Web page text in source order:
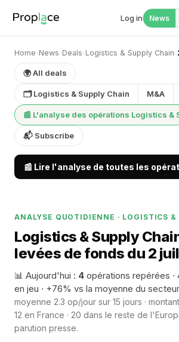
Log in News
Home› News› Deals› Logistics & Supply Chain›
🌍 All deals
🗂 Logistics & Supply Chain M&A
📰 L'analyse des opérations Logistics &
📬 Subscribe
📰 Lire l'analyse de toutes les
ANALYSE QUOTIDIENNE · LOGISTICS &
Logistics & Supply
levées de fonds du 2
📊 Aujourd'hui : 4 opérations repérées ·
en jeu · +76% vs la moyenne du
moyenne 2.3 op/jour sur 15 jours ·
12 en France · 20 dans le reste de
parution presse.